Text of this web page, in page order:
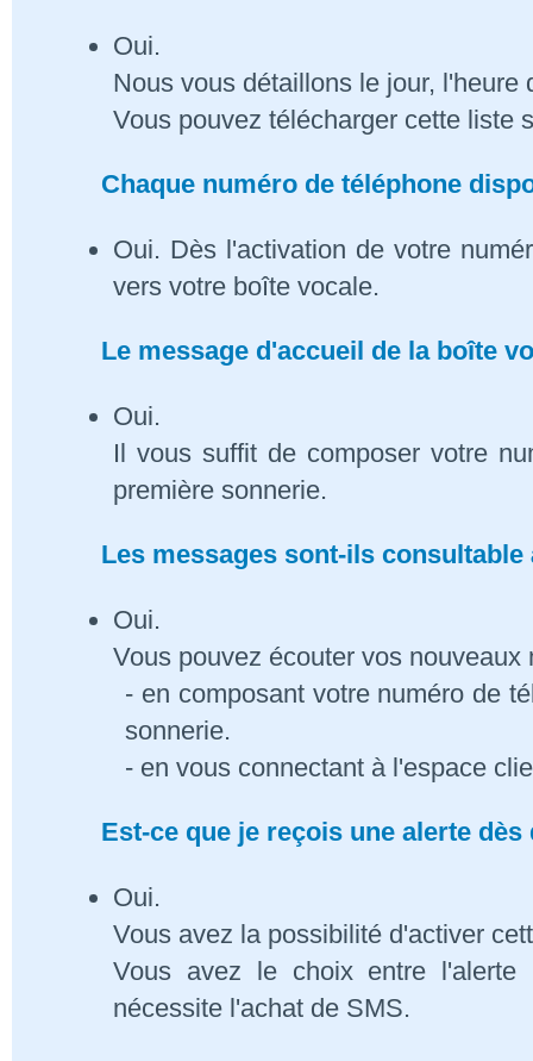
Oui.
Nous vous détaillons le jour,
Vous pouvez télécharger cette liste
Chaque numéro de téléphone
Oui. Dès l'activation de votre
vers votre boîte vocale.
Le message d'accueil de la boîte
Oui.
Il vous suffit de composer votre
première sonnerie.
Les messages sont-ils
Oui.
Vous pouvez écouter vos nouveaux
- en composant votre numéro de
sonnerie.
- en vous connectant à l'espace
Est-ce que je reçois une alerte
Oui.
Vous avez la possibilité d'activer
Vous avez le choix entre
nécessite l'achat de SMS.